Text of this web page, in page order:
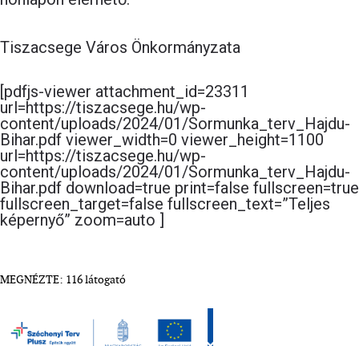
Tiszacsege Város Önkormányzata
[pdfjs-viewer attachment_id=23311
url=https://tiszacsege.hu/wp-
content/uploads/2024/01/Sormunka_terv_Hajdu-
Bihar.pdf viewer_width=0 viewer_height=1100
url=https://tiszacsege.hu/wp-
content/uploads/2024/01/Sormunka_terv_Hajdu-
Bihar.pdf download=true print=false fullscreen=true
fullscreen_target=false fullscreen_text=”Teljes
képernyő” zoom=auto ]
MEGNÉZTE: 116 látogató